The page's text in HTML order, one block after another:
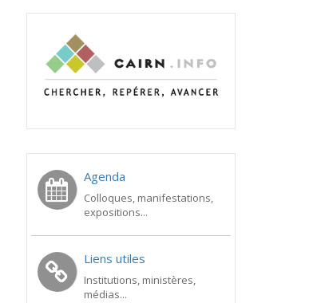
Agenda
Colloques, manifestations,
expositions...
Liens utiles
Institutions, ministères,
médias...